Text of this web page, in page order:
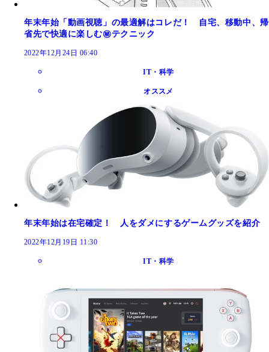
年末年始「動画視聴」の最適解はコレだ！ 自宅、移動中、帰
省先で快適に楽しむ㊙テクニック
2022年12月24日 06:40
IT・科学
オススメ
年末年始は在宅確定！ 人をダメにするゲームグッズを紹介
2022年12月19日 11:30
IT・科学